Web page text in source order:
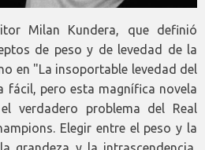
Milan Kundera, que definió
de peso y de levedad de la
en "La insoportable levedad del
fácil, pero esta magnífica novela
verdadero problema del Real
Elegir entre el peso y la